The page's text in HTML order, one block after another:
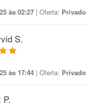
às 02:27 | Oferta: Privado
S.
às 17:44 | Oferta: Privado
P.